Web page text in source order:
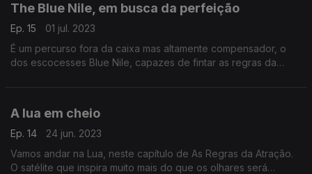
The Blue Nile, em busca da perfeição
Ep. 15
01 jul. 2023
É um percurso fora da caixa mas altamente compensador, o
dos escocesses Blue Nile, capazes de fintar as regras da
A lua em cheio
Ep. 14
24 jun. 2023
Vamos andar na Lua, neste capítulo de As Regras da Atração.
O satélite que inspira muito mais do que os olhares será